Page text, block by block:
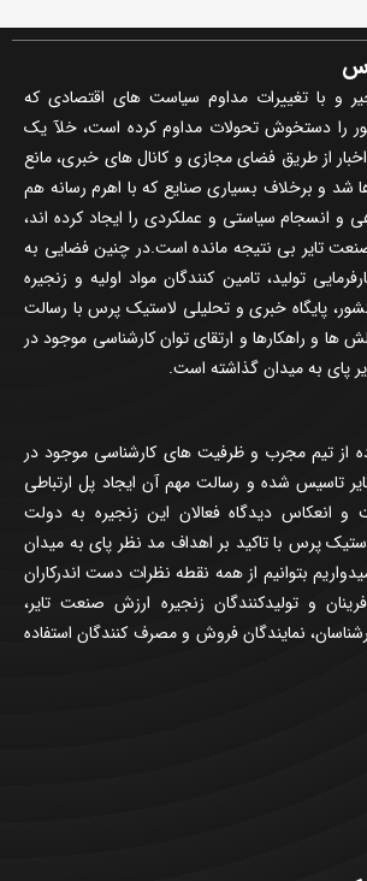
و با تغییرات مداوم سیاست های اقتصادی که
را دستخوش تحولات مداوم کرده است، خلآ یک
اخبار از طریق فضای مجازی و کانال های خبری، مانع
و برخلاف بسیاری صنایع که با اهرم رسانه هم
و انسجام سیاستی و عملکردی را ایجاد کرده اند،
تایر بی نتیجه مانده است.در چنین فضایی به
تولید، تامین کنندگان مواد اولیه و زنجیره
پایگاه خبری و تحلیلی لاستیک پرس با رسالت
ها و راهکارها و ارتقای توان کارشناسی موجود در
پای به میدان گذاشته است.
از تیم مجرب و ظرفیت های کارشناسی موجود در
تاسیس شده و رسالت مهم آن ایجاد پل ارتباطی
انعکاس دیدگاه فعالان این زنجیره به دولت
پرس با تاکید بر اهداف مد نظر پای به میدان
بتوانیم از همه نقطه نظرات دست اندرکاران
و تولیدکنندگان زنجیره ارزش صنعت تایر،
نمایندگان فروش و مصرف کنندگان استفاده